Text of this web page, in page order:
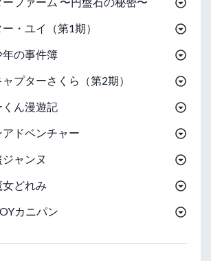
・ユイ（第1期）
の事件簿
プターさくら（第2期）
くん漫遊記
ドベンチャー
ャンヌ
どれみ
カニパン